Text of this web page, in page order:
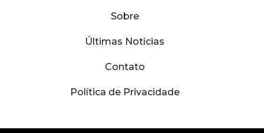
Sobre
Últimas Notícias
Contato
Política de Privacidade